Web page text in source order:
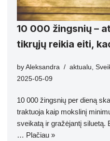
10 000 žingsnių –
tikrųjų reikia eiti,
by Aleksandra aktualu,
2025-05-09
10 000 žingsnių per dieną
traktuoja kaip mokslinį
sveikatą ir gražėjantį siluetą.
… Plačiau »